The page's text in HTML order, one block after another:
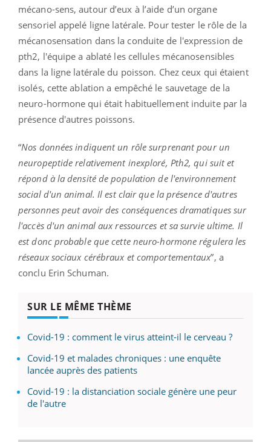
mécano-sens, autour d’eux à l’aide d’un organe
sensoriel appelé ligne latérale. Pour tester le rôle de la
mécanosensation dans la conduite de l'expression de
pth2, l'équipe a ablaté les cellules mécanosensibles
dans la ligne latérale du poisson. Chez ceux qui étaient
isolés, cette ablation a empêché le sauvetage de la
neuro-hormone qui était habituellement induite par la
présence d'autres poissons.
“Nos données indiquent un rôle surprenant pour un
neuropeptide relativement inexploré, Pth2, qui suit et
répond à la densité de population de l'environnement
social d'un animal. Il est clair que la présence d'autres
personnes peut avoir des conséquences dramatiques sur
l'accès d'un animal aux ressources et sa survie ultime. Il
est donc probable que cette neuro-hormone régulera les
réseaux sociaux cérébraux et comportementaux”, a
conclu Erin Schuman.
SUR LE MÊME THÈME
Covid-19 : comment le virus atteint-il le cerveau ?
Covid-19 et malades chroniques : une enquête
lancée auprès des patients
Covid-19 : la distanciation sociale génère une peur
de l'autre